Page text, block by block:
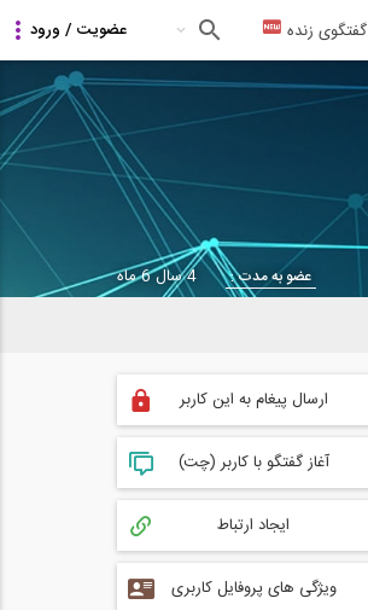
گفتگوی زنده
عضو به مدت :
4 سال 6 ماه
ارسال پیغام به این کاربر
آغاز گفتگو با کاربر (چت)
ایجاد ارتباط
ویژگی های پروفایل کاربری